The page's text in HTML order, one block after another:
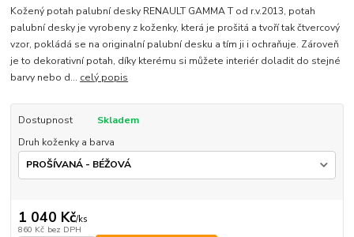
Kožený potah palubní desky RENAULT GAMMA T od r.v.2013, potah
palubní desky je vyrobeny z koženky, která je prošitá a tvoří tak čtvercový
vzor, pokládá se na originalní palubní desku a tím ji i ochraňuje. Zároveň
je to dekorativní potah, díky kterému si můžete interiér doladit do stejné
barvy nebo d... celý popis
Dostupnost
Skladem
Druh koženky a barva
1 040 Kč/ks
860 Kč bez DPH